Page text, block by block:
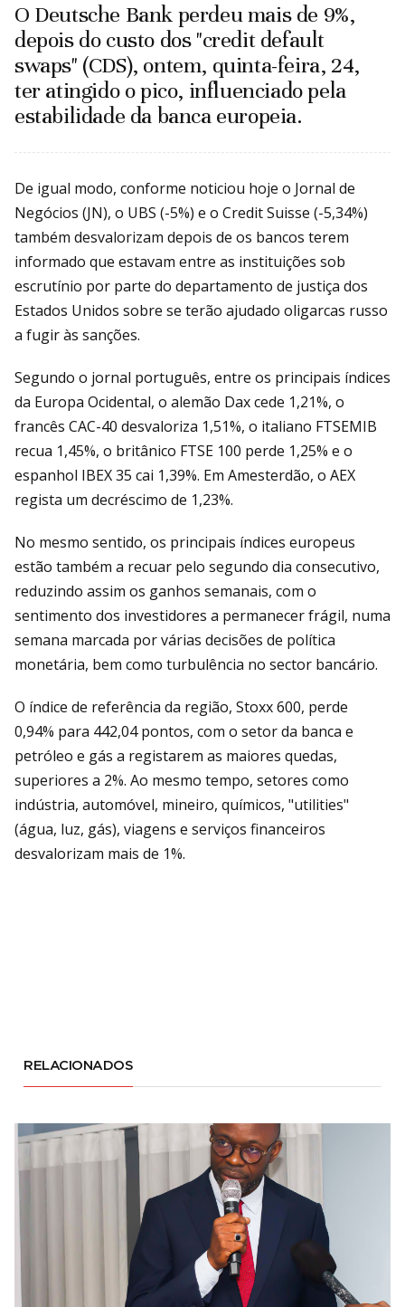
O Deutsche Bank perdeu mais de 9%,
depois do custo dos "credit default
swaps" (CDS), ontem, quinta-feira, 24,
ter atingido o pico, influenciado pela
estabilidade da banca europeia.
De igual modo, conforme noticiou hoje o Jornal de
Negócios (JN), o UBS (-5%) e o Credit Suisse (-5,34%)
também desvalorizam depois de os bancos terem
informado que estavam entre as instituições sob
escrutínio por parte do departamento de justiça dos
Estados Unidos sobre se terão ajudado oligarcas russo
a fugir às sanções.
Segundo o jornal português, entre os principais índices
da Europa Ocidental, o alemão Dax cede 1,21%, o
francês CAC-40 desvaloriza 1,51%, o italiano FTSEMIB
recua 1,45%, o britânico FTSE 100 perde 1,25% e o
espanhol IBEX 35 cai 1,39%. Em Amesterdão, o AEX
regista um decréscimo de 1,23%.
No mesmo sentido, os principais índices europeus
estão também a recuar pelo segundo dia consecutivo,
reduzindo assim os ganhos semanais, com o
sentimento dos investidores a permanecer frágil, numa
semana marcada por várias decisões de política
monetária, bem como turbulência no sector bancário.
O índice de referência da região, Stoxx 600, perde
0,94% para 442,04 pontos, com o setor da banca e
petróleo e gás a registarem as maiores quedas,
superiores a 2%. Ao mesmo tempo, setores como
indústria, automóvel, mineiro, químicos, "utilities"
(água, luz, gás), viagens e serviços financeiros
desvalorizam mais de 1%.
RELACIONADOS